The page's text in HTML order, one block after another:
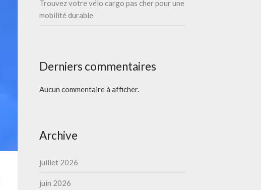
Trouvez votre vélo cargo pas cher pour une
mobilité durable
Derniers commentaires
Aucun commentaire à afficher.
Archive
juillet 2026
juin 2026